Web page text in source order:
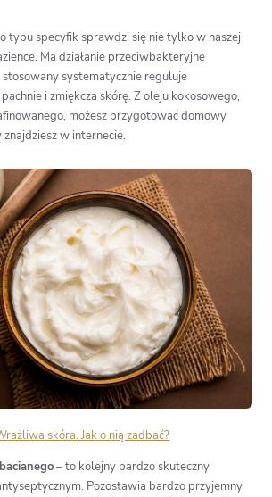
typu specyfik sprawdzi się nie tylko w naszej
Ma działanie przeciwbakteryjne
systematycznie reguluje
i zmiękcza skórę. Z oleju kokosowego,
możesz przygotować domowy
w internecie.
skóra. Jak o nią zadbać?
– to kolejny bardzo skuteczny
Pozostawia bardzo przyjemny